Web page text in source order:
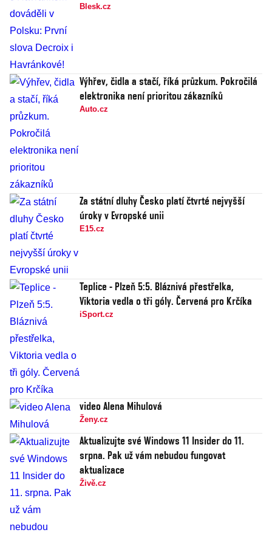
Blesk.cz
Výhřev, čidla a stačí, říká průzkum. Pokročilá
elektronika není prioritou zákazníků
Auto.cz
Za státní dluhy Česko platí čtvrté nejvyšší
úroky v Evropské unii
E15.cz
Teplice - Plzeň 5:5. Bláznivá přestřelka,
Viktoria vedla o tři góly. Červená pro Krčíka
iSport.cz
video Alena Mihulová
Ženy.cz
Aktualizujte své Windows 11 Insider do 11.
srpna. Pak už vám nebudou fungovat
aktualizace
Živě.cz